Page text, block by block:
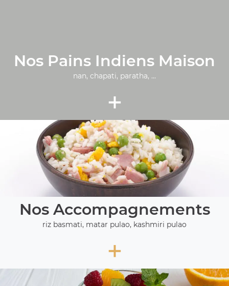
Nos Pains Indiens Maison
nan, chapati, paratha, ...
+
Nos Accompagnements
riz basmati, matar pulao, kashmiri pulao
+